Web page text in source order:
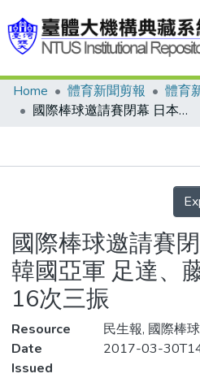
Communities & Collections
Statistics
Home 體育新聞剪報
體育
國際棒球邀請賽閉幕 日本第一、韓國亞軍 足達、藤高鎮壓阿里郎 16次三振
國際棒球邀請賽
韓國亞軍 足達、
16次三振
Resource
民生報, 國際棒
Date
Issued
2017-03-